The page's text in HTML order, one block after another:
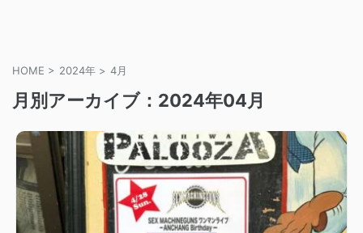
HOME > 2024年 > 4月
月別アーカイブ：2024年04月